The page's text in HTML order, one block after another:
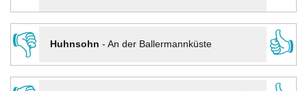
👎
Huhnsohn - An der Ballermannküste
👍